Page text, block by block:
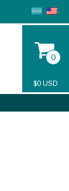
0
$0 USD